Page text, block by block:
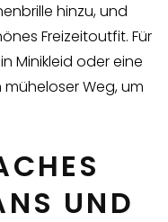
hinzu, und
Freizeitoutfit. Für
Minikleid oder eine
müheloser Weg, um
UND